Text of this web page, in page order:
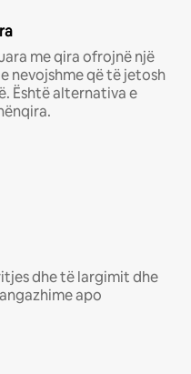
me qira ofrojnë një
nevojshme që të jetosh
Është alternativa e
dhe të largimit dhe
apo